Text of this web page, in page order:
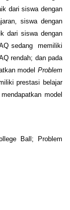
dari siswa dengan
siswa dengan
dari siswa dengan
sedang memiliki
rendah; dan pada
model Problem
prestasi belajar
model
Ball; Problem